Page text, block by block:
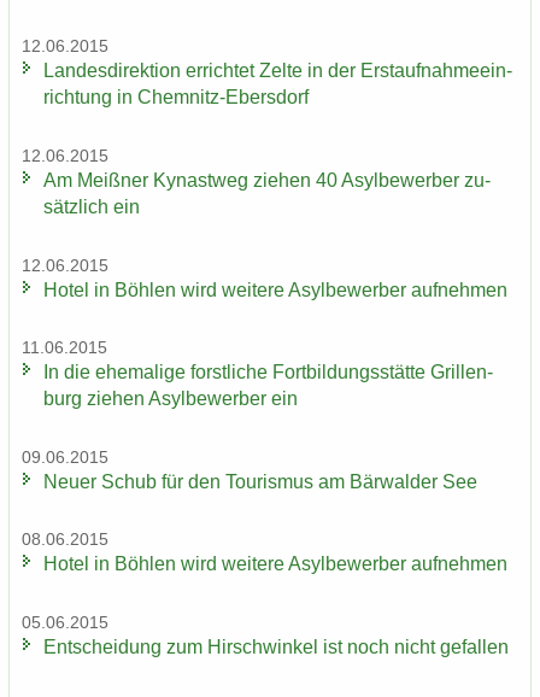
12.06.2015
Lan­des­di­rek­ti­on er­rich­tet Zelte in der Erst­auf­nah­me­ein­
rich­tung in Chemnitz-​Ebersdorf
12.06.2015
Am Meiß­ner Ky­nast­weg zie­hen 40 Asyl­be­wer­ber zu­
sätz­lich ein
12.06.2015
Hotel in Böh­len wird wei­te­re Asyl­be­wer­ber auf­neh­men
11.06.2015
In die ehe­ma­li­ge forst­li­che Fort­bil­dungs­stät­te Gril­len­
burg zie­hen Asyl­be­wer­ber ein
09.06.2015
Neuer Schub für den Tou­ris­mus am Bär­wal­der See
08.06.2015
Hotel in Böh­len wird wei­te­re Asyl­be­wer­ber auf­neh­men
05.06.2015
Ent­schei­dung zum Hirsch­win­kel ist noch nicht ge­fal­len